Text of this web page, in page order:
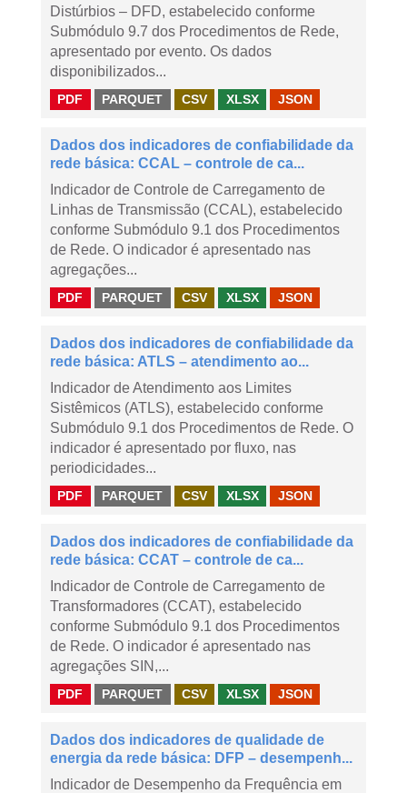
Distúrbios – DFD, estabelecido conforme
Submódulo 9.7 dos Procedimentos de Rede,
apresentado por evento. Os dados
disponibilizados...
PDF PARQUET CSV XLSX JSON
Dados dos indicadores de confiabilidade da
rede básica: CCAL – controle de ca...
Indicador de Controle de Carregamento de
Linhas de Transmissão (CCAL), estabelecido
conforme Submódulo 9.1 dos Procedimentos
de Rede. O indicador é apresentado nas
agregações...
PDF PARQUET CSV XLSX JSON
Dados dos indicadores de confiabilidade da
rede básica: ATLS – atendimento ao...
Indicador de Atendimento aos Limites
Sistêmicos (ATLS), estabelecido conforme
Submódulo 9.1 dos Procedimentos de Rede. O
indicador é apresentado por fluxo, nas
periodicidades...
PDF PARQUET CSV XLSX JSON
Dados dos indicadores de confiabilidade da
rede básica: CCAT – controle de ca...
Indicador de Controle de Carregamento de
Transformadores (CCAT), estabelecido
conforme Submódulo 9.1 dos Procedimentos
de Rede. O indicador é apresentado nas
agregações SIN,...
PDF PARQUET CSV XLSX JSON
Dados dos indicadores de qualidade de
energia da rede básica: DFP – desempenh...
Indicador de Desempenho da Frequência em